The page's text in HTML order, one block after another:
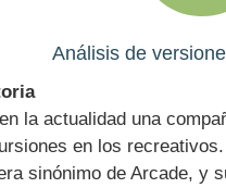
Análisis de
la actualidad una
en los
sinónimo de Arcade, y